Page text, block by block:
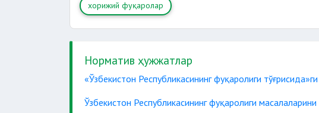
хорижий фуқаролар
Норматив ҳужжатлар
«Ўзбекистон Республикасининг фуқаролиги
Ўзбекистон Республикасининг фуқаролиги